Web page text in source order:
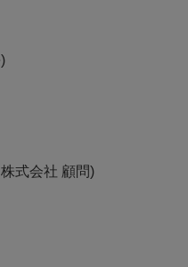
式会社 顧問)